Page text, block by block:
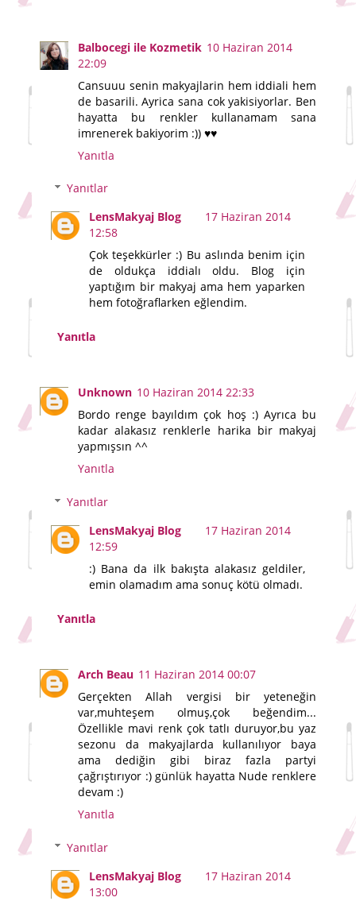
Balbocegi ile Kozmetik 10 Haziran 2014
22:09
Cansuuu senin makyajlarin hem iddiali hem
de basarili. Ayrica sana cok yakisiyorlar. Ben
hayatta bu renkler kullanamam sana
imrenerek bakiyorim :)) ♥♥
Yanıtla
Yanıtlar
LensMakyaj Blog
17 Haziran 2014
12:58
Çok teşekkürler :) Bu aslında benim için
de oldukça iddialı oldu. Blog için
yaptığım bir makyaj ama hem yaparken
hem fotoğraflarken eğlendim.
Yanıtla
Unknown 10 Haziran 2014 22:33
Bordo renge bayıldım çok hoş :) Ayrıca bu
kadar alakasız renklerle harika bir makyaj
yapmışsın ^^
Yanıtla
Yanıtlar
LensMakyaj Blog
17 Haziran 2014
12:59
:) Bana da ilk bakışta alakasız geldiler,
emin olamadım ama sonuç kötü olmadı.
Yanıtla
Arch Beau 11 Haziran 2014 00:07
Gerçekten Allah vergisi bir yeteneğin
var,muhteşem olmuş,çok beğendim...
Özellikle mavi renk çok tatlı duruyor,bu yaz
sezonu da makyajlarda kullanılıyor baya
ama dediğin gibi biraz fazla partyi
çağrıştırıyor :) günlük hayatta Nude renklere
devam :)
Yanıtla
Yanıtlar
LensMakyaj Blog
17 Haziran 2014
13:00